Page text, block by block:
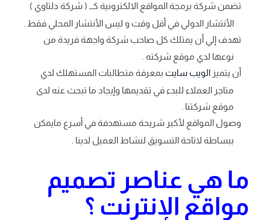
تضمن شركة برمجة المواقع الالكترونية كــ ( شركة دلتاوي )
الأنتشار الدولي في أقل وقت و ليس الأنتشار المحلي فقط .
تهدف إلي أن يمتلك كل صاحب شركة واجهة فريدة من
نوعها لدي موقع شركته .
أن يتميز الويب سايت بمعرفة متطالبات المستهلك لدي
متاجر العملاء للبدء في تقديمها وإيجاد ما تبحث عنه لدى
موقع شركتنا .
وصول المواقع لأكبر شريحة مستهدفة في أسرع مايمكن
ببساطة لاتاحة التسويق لنشاط العميل لدينا .
ما هي عناصر تصميم
مواقع الإنترنت ؟